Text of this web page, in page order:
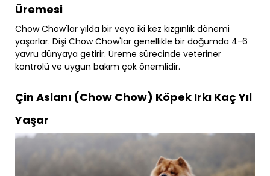
Üremesi
Chow Chow'lar yılda bir veya iki kez kızgınlık dönemi
yaşarlar. Dişi Chow Chow'lar genellikle bir doğumda 4-6
yavru dünyaya getirir. Üreme sürecinde veteriner
kontrolü ve uygun bakım çok önemlidir.
Çin Aslanı (Chow Chow) Köpek Irkı Kaç Yıl
Yaşar